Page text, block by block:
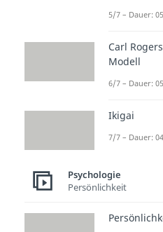
zur
5/7 – Dauer:
Carl Rogers
Modell
6/7 – Dauer:
Ikigai
7/7 – Dauer:
Psychologie
Persönlichkeit